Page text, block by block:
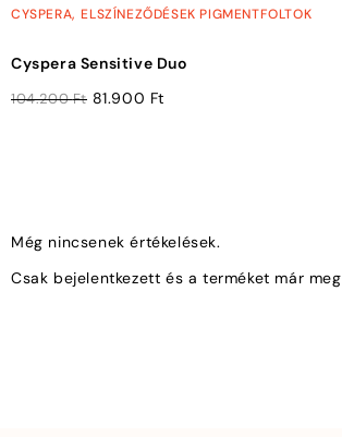
CYSPERA,ELSZÍNEZŐDÉSEK PIGMENTFOLTOK
Cyspera Sensitive Duo
104.200Ft 81.900 Ft
Még nincsenek értékelések.
Csak bejelentkezett és a terméket már